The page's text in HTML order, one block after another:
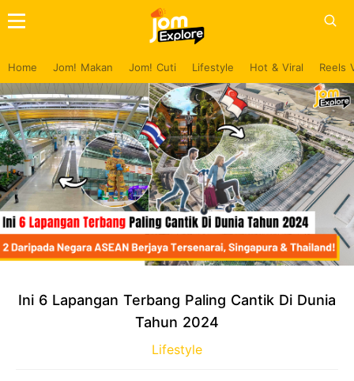
Home Jom! Makan Jom! Cuti Lifestyle Hot & Viral Reels
Ini 6 Lapangan Terbang Paling Cantik Di Dunia
Tahun 2024
Lifestyle